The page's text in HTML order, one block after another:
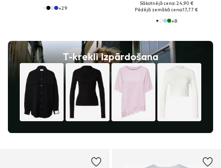
+29
T-krekli Izpārdošana
Sākotnējā cena: 24,90 €
Pēdējā zemākā cena:17,77 €
+8